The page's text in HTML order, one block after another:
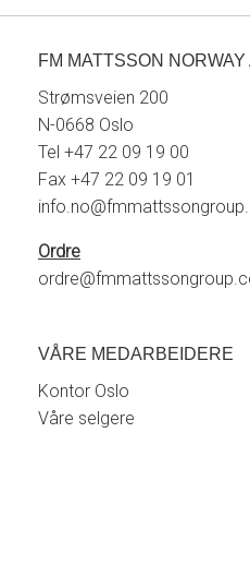
FM MATTSSON NORWAY
Strømsveien 200
N-0668 Oslo
Tel +47 22 09 19 00
Fax +47 22 09 19 01
Ordre
VÅRE MEDARBEIDERE
Kontor Oslo
Våre selgere